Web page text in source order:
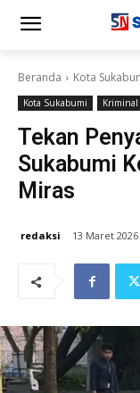
Beranda Kota
Kota Sukabumi
Tekan
Sukabumi
Miras
redaksi 13 Maret 2026